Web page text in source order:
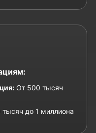
От 500 тысяч
до 1 миллиона